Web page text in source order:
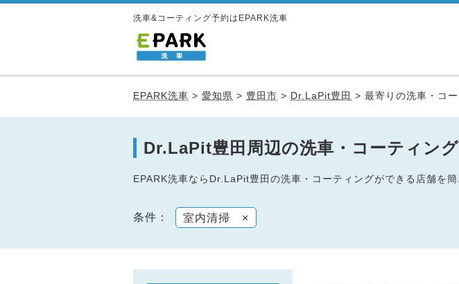
洗車&コーティング予約はEPARK洗車
EPARK洗車 > 愛知県 > 豊田市 > Dr.LaPit豊田 > 最寄りの洗車・コ
Dr.LaPit豊田周辺の洗車・コーティン
EPARK洗車ならDr.LaPit豊田の洗車・コーティングができる店舗を
条件： 室内清掃 ×